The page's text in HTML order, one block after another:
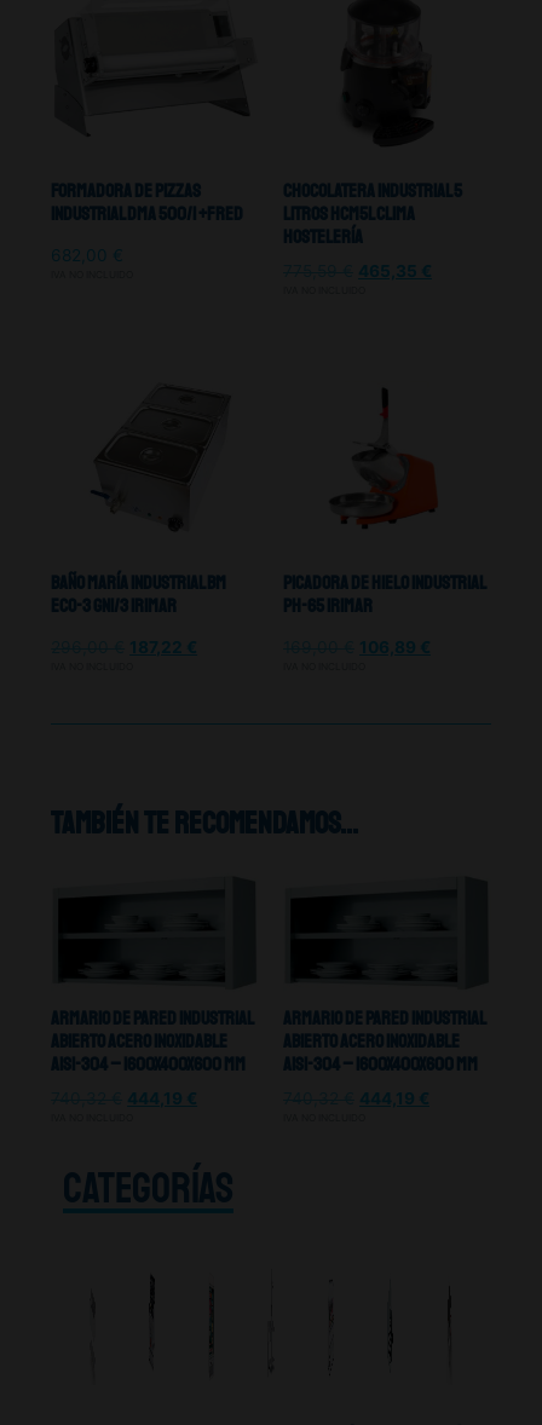
Formadora De Pizzas
Industrial DMA 500/1 +Fred
682,00 €
Chocolatera Industrial 5
Litros HCM5L Clima
Hostelería
465,35 €
Baño María Industrial Bm
Eco-3 Gn1/3 Irimar
187,22 €
Picadora De Hielo Industrial
PH-65 Irimar
106,89 €
También te recomendamos…
Armario De Pared Industrial
Abierto Acero Inoxidable
Aisi-304 – 1600X400X600 mm
444,19 €
Armario De Pared Industrial
Abierto Acero Inoxidable
Aisi-304 – 1600X400X600 mm
444,19 €
CATEGORÍAS